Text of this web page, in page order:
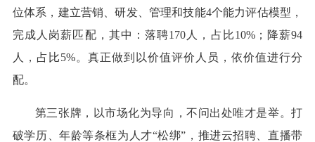
位体系，建立营销、研发、管理和技能4个能力评估模型，
完成人岗薪匹配，其中：落聘170人，占比10%；降薪94
人，占比5%。真正做到以价值评价人员，依价值进行分
配。
第三张牌，以市场化为导向，不问出处唯才是举。打
破学历、年龄等条框为人才“松绑”，推进云招聘、直播带